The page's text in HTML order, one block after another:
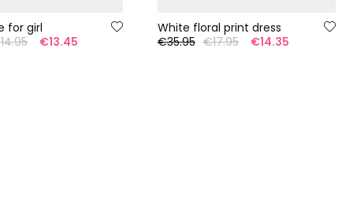
for girl
€13.45
White floral print dress
€35.95 €17.95 €14.35